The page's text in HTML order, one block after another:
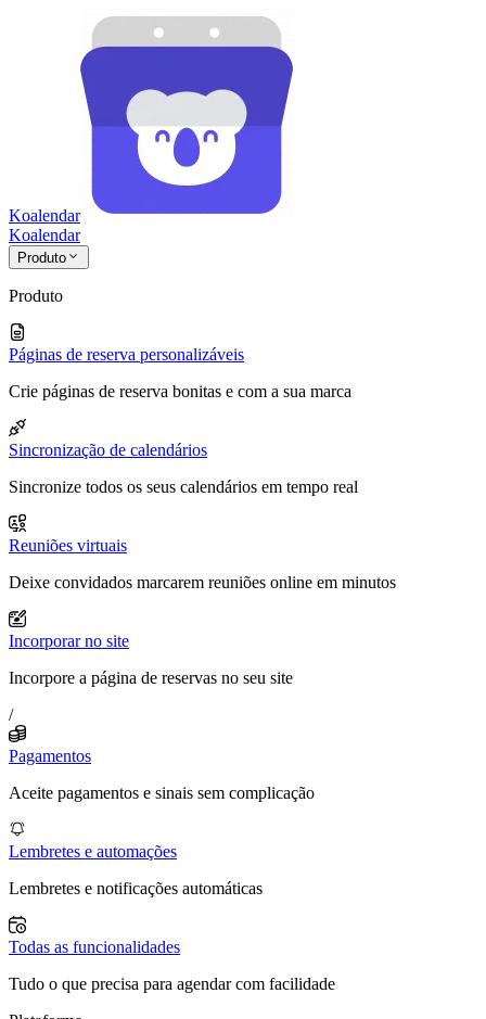
Koalendar
Koalendar
Produto
Produto
Páginas de reserva personalizáveis
Crie páginas de reserva bonitas e com a sua marca
Sincronização de calendários
Sincronize todos os seus calendários em tempo real
Reuniões virtuais
Deixe convidados marcarem reuniões online em minutos
Incorporar no site
Incorpore a página de reservas no seu site
/
Pagamentos
Aceite pagamentos e sinais sem complicação
Lembretes e automações
Lembretes e notificações automáticas
Todas as funcionalidades
Tudo o que precisa para agendar com facilidade